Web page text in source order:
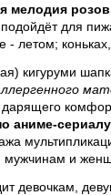
мелодия
для
- летом;
кигуруми
аниме-
и
девочкам,